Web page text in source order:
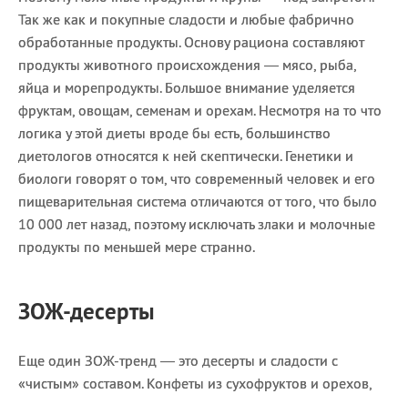
Так же как и покупные сладости и любые фабрично
обработанные продукты. Основу рациона составляют
продукты животного происхождения — мясо, рыба,
яйца и морепродукты. Большое внимание уделяется
фруктам, овощам, семенам и орехам. Несмотря на то что
логика у этой диеты вроде бы есть, большинство
диетологов относятся к ней скептически. Генетики и
биологи говорят о том, что современный человек и его
пищеварительная система отличаются от того, что было
10 000 лет назад, поэтому исключать злаки и молочные
продукты по меньшей мере странно.
ЗОЖ-десерты
Еще один ЗОЖ-тренд — это десерты и сладости с
«чистым» составом. Конфеты из сухофруктов и орехов,